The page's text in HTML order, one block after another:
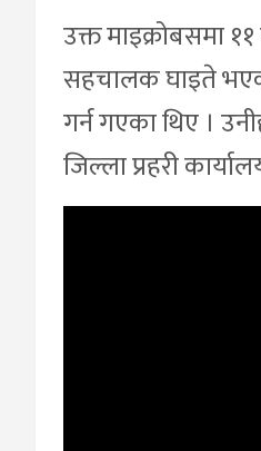
उक्त माइक्रोबसमा
सहचालक घाइते
गर्न गएका थिए ।
जिल्ला प्रहरी